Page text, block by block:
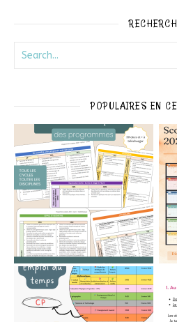
POPULAIRES EN